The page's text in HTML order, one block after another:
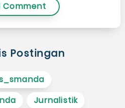
Comment
Postingan
Jurnalistik